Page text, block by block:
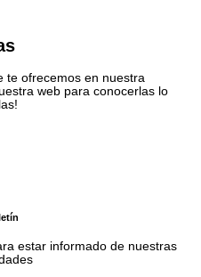
te ofrecemos en nuestra
web para conocerlas lo
estar informado de nuestras